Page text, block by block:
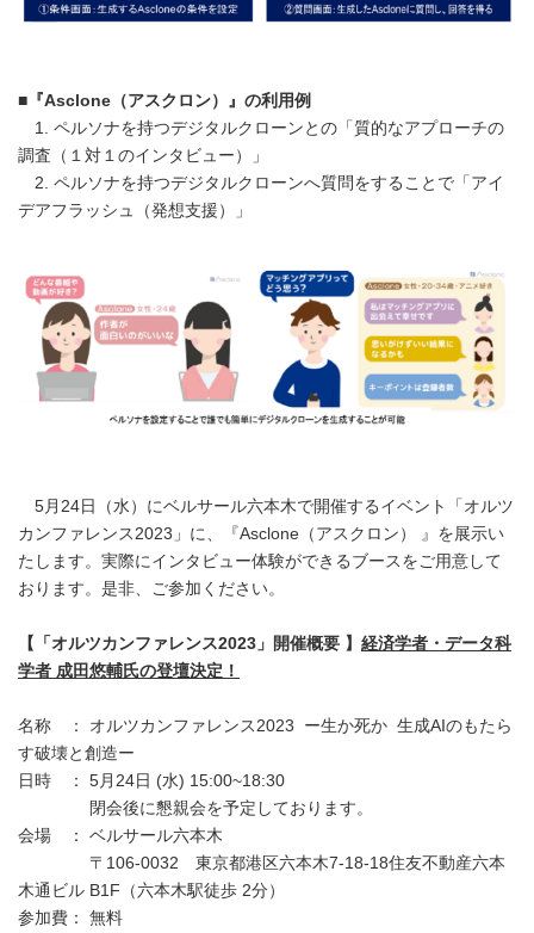
■『Asclone（アスクロン）』の利用例
1. ペルソナを持つデジタルクローンとの「質的なアプローチの
調査（１対１のインタビュー）」
2. ペルソナを持つデジタルクローンへ質問をすることで「アイ
デアフラッシュ（発想支援）」
5月24日（水）にベルサール六本木で開催するイベント「オルツ
カンファレンス2023」に、『Asclone（アスクロン） 』を展示い
たします。実際にインタビュー体験ができるブースをご用意して
おります。是非、ご参加ください。
【「オルツカンファレンス2023」開催概要 】 経済学者・データ科
学者 成田悠輔氏の登壇決定！
名称 ： オルツカンファレンス2023 ー生か死か 生成AIのもたら
す破壊と創造ー
日時 ： 5月24日 (水) 15:00~18:30
閉会後に懇親会を予定しております。
会場 ： ベルサール六本木
〒106-0032 東京都港区六本木7-18-18住友不動産六本
木通ビル B1F（六本木駅徒歩 2分）
参加費： 無料